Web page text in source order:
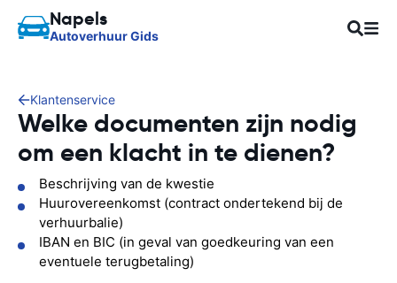
Napels
Autoverhuur Gids
Klantenservice
Welke documenten zijn nodig
om een klacht in te dienen?
Beschrijving van de kwestie
Huurovereenkomst (contract ondertekend bij de
verhuurbalie)
IBAN en BIC (in geval van goedkeuring van een
eventuele terugbetaling)